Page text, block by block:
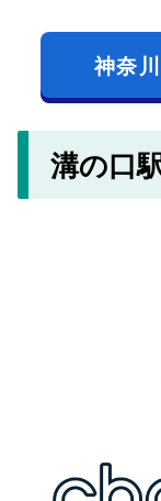
神奈
溝の口